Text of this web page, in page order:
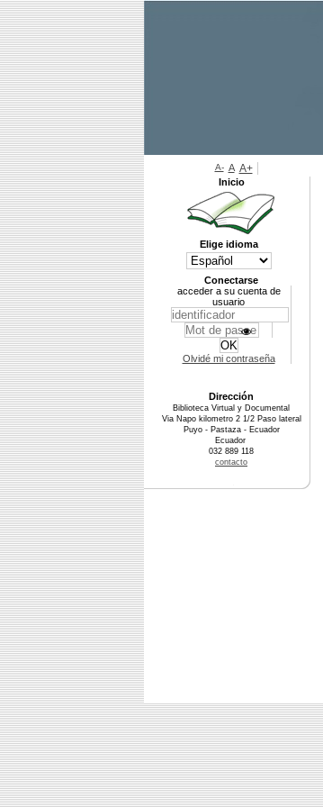
A- A A+
Inicio
Elige idioma
Conectarse
acceder a su cuenta de
usuario
Olvidé mi contraseña
Dirección
Biblioteca Virtual y Documental
Via Napo kilometro 2 1/2 Paso lateral
Puyo - Pastaza - Ecuador
Ecuador
032 889 118
contacto